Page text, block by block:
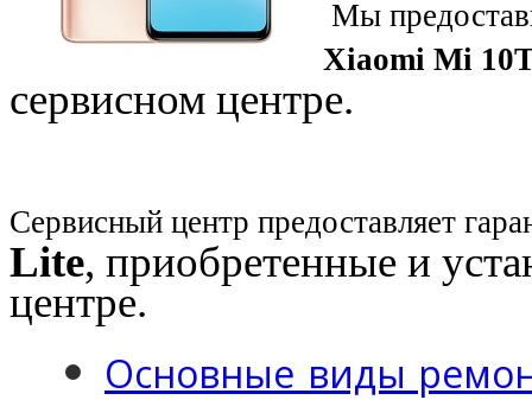
Мы
Xiaomi Mi
сервисном центре.
Сервисный центр предоставляет
Lite, приобретенные и
центре.
Основные виды